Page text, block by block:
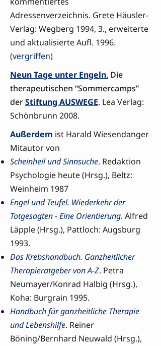
Adressenverzeichnis. Grete Häusler-
Verlag: Wegberg 1994, 3., erweiterte
und aktualisierte Aufl. 1996.
(vergriffen)
Neun Tage unter Engeln. Die
therapeutischen “Sommercamps”
derStiftung AUSWEGE. Lea Verlag:
Schönbrunn 2008.
Außerdem ist Harald Wiesendanger
Mitautor von
Scheinheil und Sinnsuche. Redaktion
Psychologie heute (Hrsg.), Beltz:
Weinheim 1987
Engel und Teufel. Wiederkehr der
Totgesagten - Eine Orientierung. Alfred
Läpple (Hrsg.), Pattloch: Augsburg
1993.
Das Krebshandbuch. Ganzheitlicher
Therapieratgeber von A-Z. Petra
Neumayer/Konrad Halbig (Hrsg.),
Koha: Burgrain 1995.
Handbuch für ganzheitliche Therapie
und Lebenshilfe. Reiner
Böning/Bernhard Neuwald (Hrsg.),